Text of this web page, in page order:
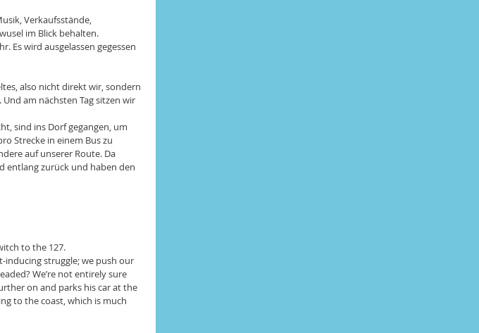
Verkaufsstände,
im Blick behalten.
Es wird ausgelassen gegessen
also nicht direkt wir, sondern
am nächsten Tag sitzen wir
sind ins Dorf gegangen, um
Strecke in einem Bus zu
auf unserer Route. Da
entlang zurück und haben den
to the 127.
inducing struggle; we push our
We’re not entirely sure
on and parks his car at the
to the coast, which is much